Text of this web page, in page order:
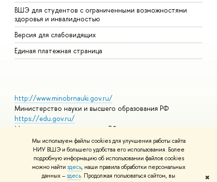
Мы используем файлы cookies для улучшения работы сайта
НИУ ВШЭ и большего удобства его использования. Более
подробную информацию об использовании файлов cookies
можно найти здесь, наши правила обработки персональных
данных –здесь. Продолжая пользоваться сайтом, вы
✖
ШЭ для студентов с ограниченными возможностями
здоровья и инвалидностью
ерсия для слабовидящих
Единая платежная страница
http://www.minobrnauki.gov.ru/
Министерство науки и высшего образования РФ
https://edu.gov.ru/
Министерство просвещения РФ
https://elearning.hse.ru/mooc
Массовые открытые онлайн-курсы
© НИУ ВШЭ 1993–2026 Адреса и контактыУсловия